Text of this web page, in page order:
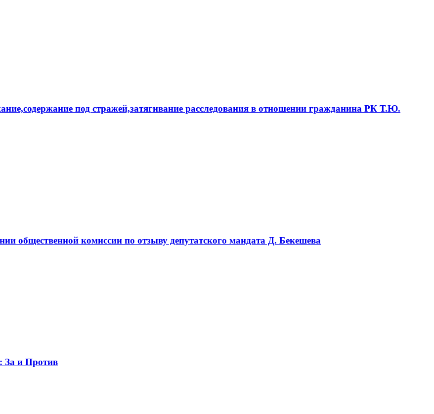
под стражей,затягивание расследования в отношении гражданина РК Т.Ю.
общественной комиссии по отзыву депутатского мандата Д. Бекешева
За и Против